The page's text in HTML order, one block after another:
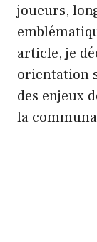
joueurs,
article, je
orientation
des enjeux
la